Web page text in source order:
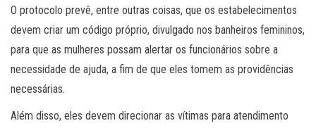
O protocolo prevê, entre outras coisas, que os estabelecimentos
devem criar um código próprio, divulgado nos banheiros femininos,
para que as mulheres possam alertar os funcionários sobre a
necessidade de ajuda, a fim de que eles tomem as providências
necessárias.
Além disso, eles devem direcionar as vítimas para atendimento